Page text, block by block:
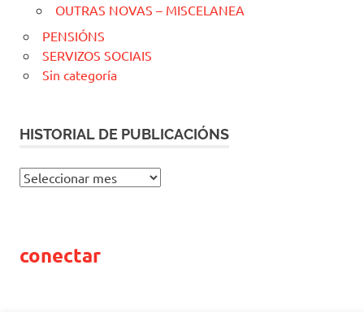
OUTRAS NOVAS – MISCELANEA
PENSIÓNS
SERVIZOS SOCIAIS
Sin categoría
HISTORIAL DE PUBLICACIÓNS
H
O
conectar